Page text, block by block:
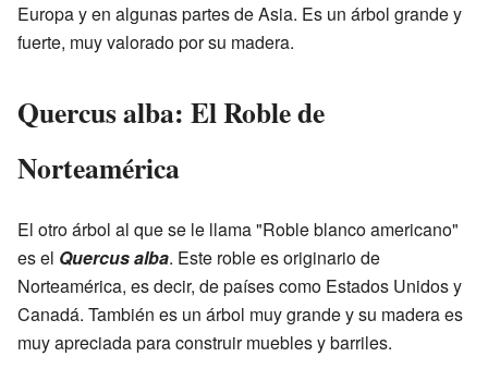
Europa y en algunas partes de Asia. Es un árbol grande y
fuerte, muy valorado por su madera.
Quercus alba: El Roble de
Norteamérica
El otro árbol al que se le llama "Roble blanco americano"
es el Quercus alba. Este roble es originario de
Norteamérica, es decir, de países como Estados Unidos y
Canadá. También es un árbol muy grande y su madera es
muy apreciada para construir muebles y barriles.